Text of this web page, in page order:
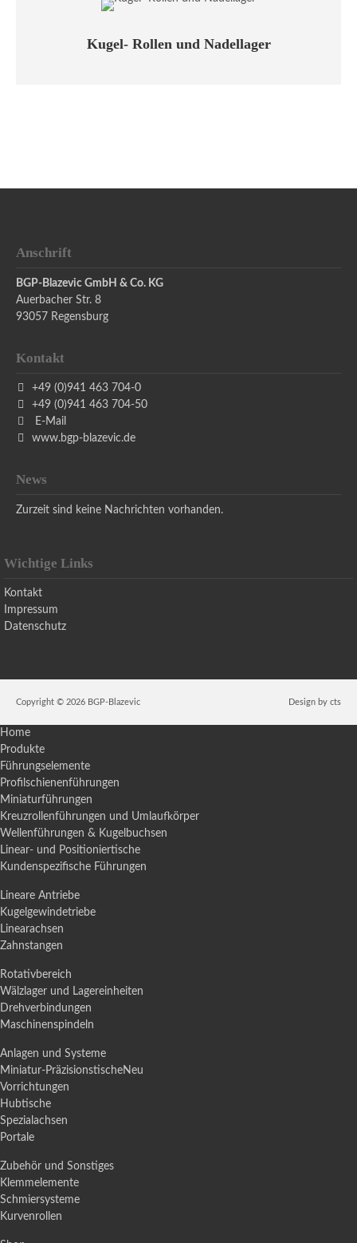
Kugel- Rollen und Nadellager
Anschrift
BGP-Blazevic GmbH & Co. KG
Auerbacher Str. 8
93057 Regensburg
Kontakt
+49 (0)941 463 704-0
+49 (0)941 463 704-50
E-Mail
www.bgp-blazevic.de
News
Zurzeit sind keine Nachrichten vorhanden.
Wichtige Links
Kontakt
Impressum
Datenschutz
Copyright © 2026 BGP-Blazevic Design by cts
Home
Produkte
Führungselemente
Profilschienenführungen
Miniaturführungen
Kreuzrollenführungen und Umlaufkörper
Wellenführungen & Kugelbuchsen
Linear- und Positioniertische
Kundenspezifische Führungen
Lineare Antriebe
Kugelgewindetriebe
Linearachsen
Zahnstangen
Rotativbereich
Wälzlager und Lagereinheiten
Drehverbindungen
Maschinenspindeln
Anlagen und Systeme
Miniatur-PräzisionstischeNeu
Vorrichtungen
Hubtische
Spezialachsen
Portale
Zubehör und Sonstiges
Klemmelemente
Schmiersysteme
Kurvenrollen